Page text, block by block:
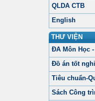
QLDA CTB
English
THƯ VIỆN
ĐA Môn Học
Đồ án tốt
Tiêu chuẩn-
Sách Công